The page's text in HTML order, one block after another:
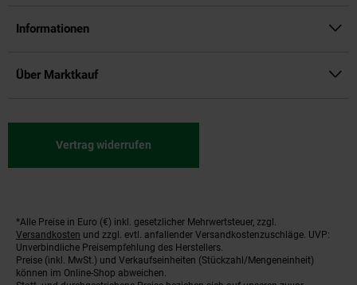
Informationen
Über Marktkauf
Vertrag widerrufen
Fußnoten
*Alle Preise in Euro (€) inkl. gesetzlicher Mehrwertsteuer, zzgl.
Versandkosten und zzgl. evtl. anfallender Versandkostenzuschläge. UVP:
Unverbindliche Preisempfehlung des Herstellers.
Preise (inkl. MwSt.) und Verkaufseinheiten (Stückzahl/Mengeneinheit)
können im Online-Shop abweichen.